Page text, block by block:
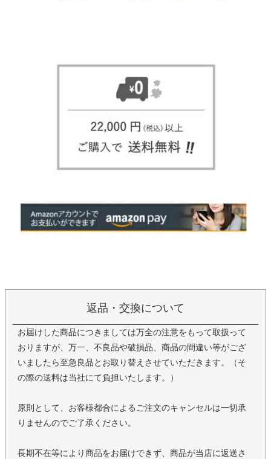
返品・交換について
お届けした商品につきましては万全の注意をもって取扱って
おりますが、万一、不良品や破損品、商品の間違い等がござ
いましたら至急良品とお取り替えさせていただきます。（そ
の際の送料は当社にて負担いたします。）
原則として、お客様都合によるご注文のキャンセルは一切承
りませんのでご了承ください。
長期不在等により商品をお届けできず、商品が当店に返送さ